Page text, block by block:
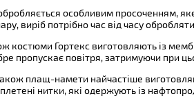
особливим просоченням,
виріб потрібно час від часу
костюми Гортекс виготовляють із
пропускає повітря, затримуючи при
плащ-намети найчастіше
нитки, які одержують із